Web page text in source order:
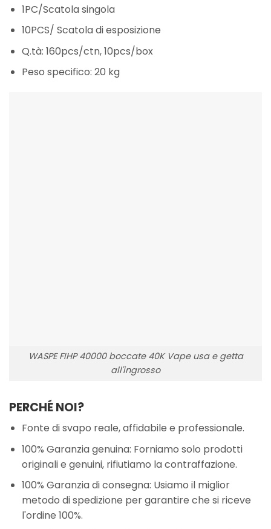
1PC/Scatola singola
10PCS/ Scatola di esposizione
Q.tà: 160pcs/ctn, 10pcs/box
Peso specifico: 20 kg
WASPE FIHP 40000 boccate 40K Vape usa e getta
all'ingrosso
PERCHÉ NOI?
Fonte di svapo reale, affidabile e professionale.
100% Garanzia genuina: Forniamo solo prodotti
originali e genuini, rifiutiamo la contraffazione.
100% Garanzia di consegna: Usiamo il miglior
metodo di spedizione per garantire che si riceve
l'ordine 100%.